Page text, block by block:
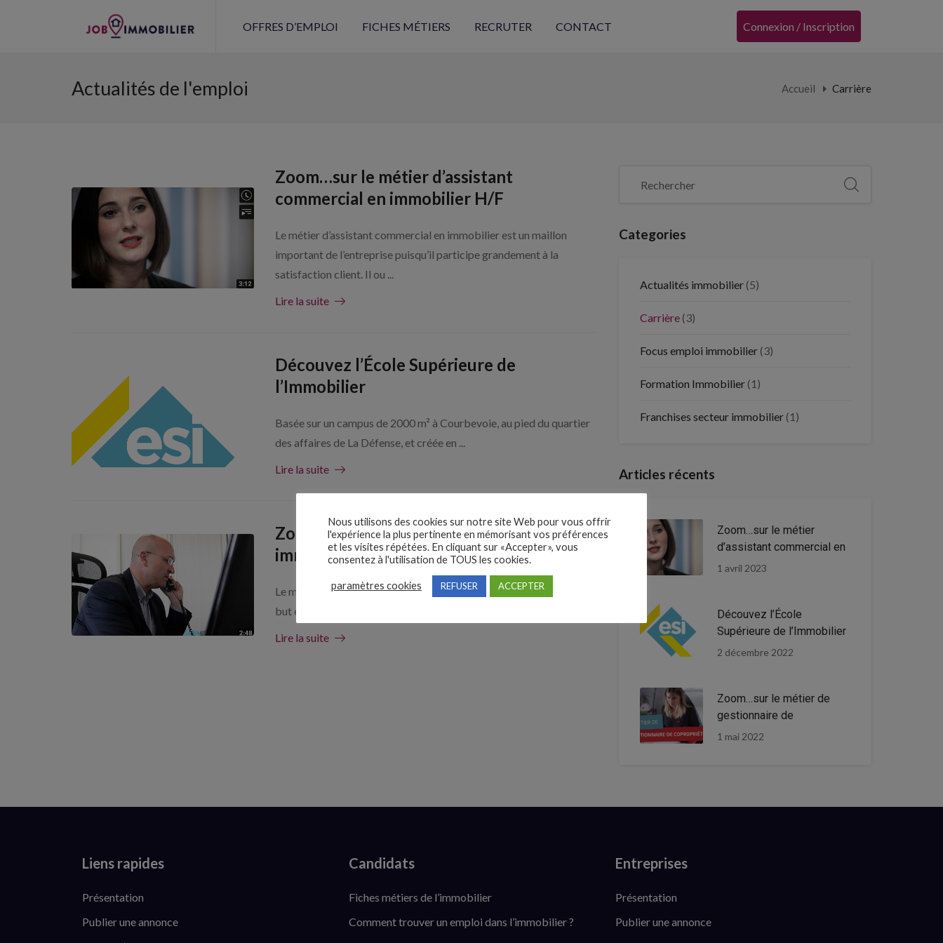
OFFRES D’EMPLOI FICHES MÉTIERS RECRUTER CONTACT Connexion / Inscription
Actualités de l'emploi Accueil Carrière
Zoom…sur le métier d’assistant
commercial en immobilier H/F
Le métier d’assistant commercial en immobilier est un maillon
important de l’entreprise puisqu’il participe grandement à la
satisfaction client. Il ou ...
Lire la suite
Découvez l’École Supérieure de
l’Immobilier
Basée sur un campus de 2000 m² à Courbevoie, au pied du quartier
des affaires de La Défense, et créée en ...
Lire la suite
Zoom…sur le métier de Courtier en prêts
immobiliers H/F
Le métier de courtier en prêts immobiliers est très stimulant ! Son
but est d’aider ses clients à réaliser leur projet ...
Lire la suite
Categories
Actualités immobilier (5)
Carrière (3)
Focus emploi immobilier (3)
Formation Immobilier (1)
Franchises secteur immobilier (1)
Articles récents
Zoom…sur le métier
d’assistant commercial en
1 avril 2023
Découvez l’École
Supérieure de l’Immobilier
2 décembre 2022
Zoom…sur le métier de
gestionnaire de
1 mai 2022
Liens rapides
Présentation
Publier une annonce
Candidats
Fiches métiers de l’immobilier
Comment trouver un emploi dans l’immobilier ?
Entreprises
Présentation
Publier une annonce
Nous utilisons des cookies sur notre site Web pour vous offrir
l'expérience la plus pertinente en mémorisant vos préférences
et les visites répétées. En cliquant sur «Accepter», vous
consentez à l'utilisation de TOUS les cookies.
paramètres cookies REFUSER ACCEPTER